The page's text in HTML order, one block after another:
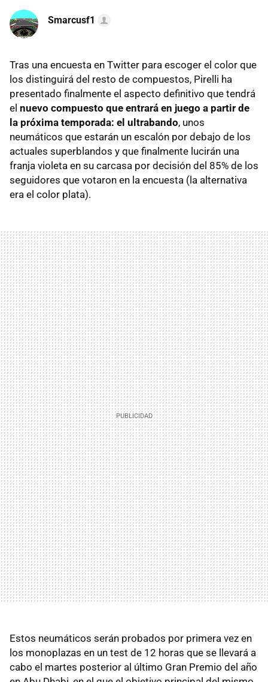
Smarcusf1
Tras una encuesta en Twitter para escoger el color que
los distinguirá del resto de compuestos, Pirelli ha
presentado finalmente el aspecto definitivo que tendrá
el nuevo compuesto que entrará en juego a partir de
la próxima temporada: el ultrabando, unos
neumáticos que estarán un escalón por debajo de los
actuales superblandos y que finalmente lucirán una
franja violeta en su carcasa por decisión del 85% de los
seguidores que votaron en la encuesta (la alternativa
era el color plata).
Estos neumáticos serán probados por primera vez en
los monoplazas en un test de 12 horas que se llevará a
cabo el martes posterior al último Gran Premio del año